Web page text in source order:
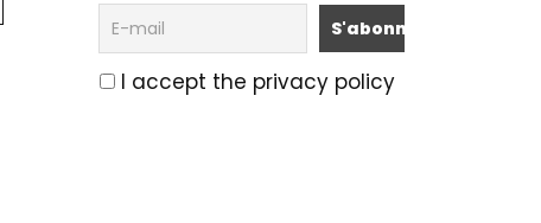
I accept the privacy policy